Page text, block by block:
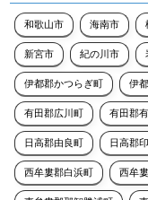
和歌山市 海南市
新宮市 紀の川市
伊都郡かつらぎ町 伊
有田郡広川町 有田郡
日高郡由良町 日高郡
西牟婁郡白浜町 西牟